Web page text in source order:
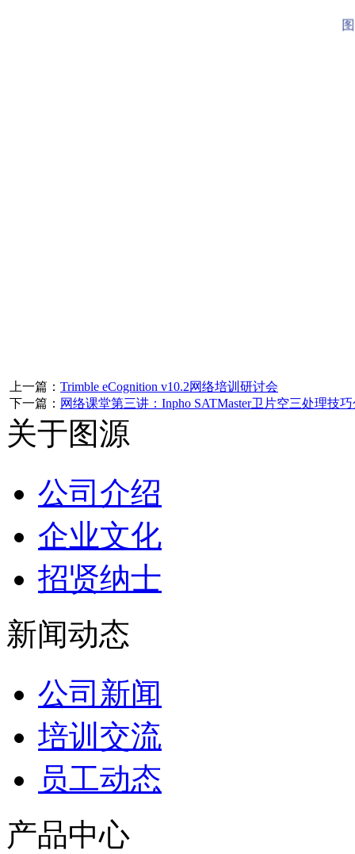
上一篇： Trimble eCognition v10.2网络培训研讨会
下一篇： 网络课堂第三讲：Inpho SATMaster卫片空三处理技
关于图源
公司介绍
企业文化
招贤纳士
新闻动态
公司新闻
培训交流
员工动态
产品中心